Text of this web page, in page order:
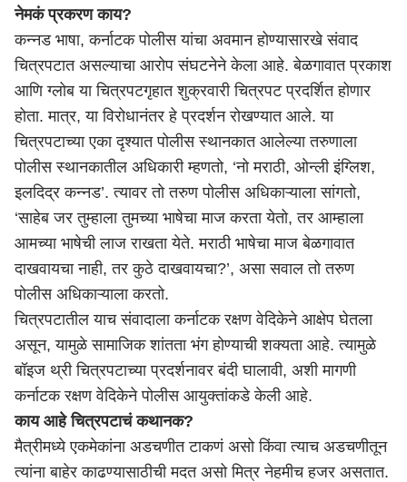
नेमकं प्रकरण काय?
कन्नड भाषा, कर्नाटक पोलीस यांचा अवमान होण्यासारखे संवाद
चित्रपटात असल्याचा आरोप संघटनेने केला आहे. बेळगावात प्रकाश
आणि ग्लोब या चित्रपटगृहात शुक्रवारी चित्रपट प्रदर्शित होणार
होता. मात्र, या विरोधानंतर हे प्रदर्शन रोखण्यात आले. या
चित्रपटाच्या एका दृश्यात पोलीस स्थानकात आलेल्या तरुणाला
पोलीस स्थानकातील अधिकारी म्हणतो, ‘नो मराठी, ओन्ली इंग्लिश,
इलदिद्र कन्नड’. त्यावर तो तरुण पोलीस अधिकाऱ्याला सांगतो,
‘साहेब जर तुम्हाला तुमच्या भाषेचा माज करता येतो, तर आम्हाला
आमच्या भाषेची लाज राखता येते. मराठी भाषेचा माज बेळगावात
दाखवायचा नाही, तर कुठे दाखवायचा?’, असा सवाल तो तरुण
पोलीस अधिकाऱ्याला करतो.
चित्रपटातील याच संवादाला कर्नाटक रक्षण वेदिकेने आक्षेप घेतला
असून, यामुळे सामाजिक शांतता भंग होण्याची शक्यता आहे. त्यामुळे
बॉइज थ्री चित्रपटाच्या प्रदर्शनावर बंदी घालावी, अशी मागणी
कर्नाटक रक्षण वेदिकेने पोलीस आयुक्तांकडे केली आहे.
काय आहे चित्रपटाचं कथानक?
मैत्रीमध्ये एकमेकांना अडचणीत टाकणं असो किंवा त्याच अडचणीतून
त्यांना बाहेर काढण्यासाठीची मदत असो मित्र नेहमीच हजर असतात.